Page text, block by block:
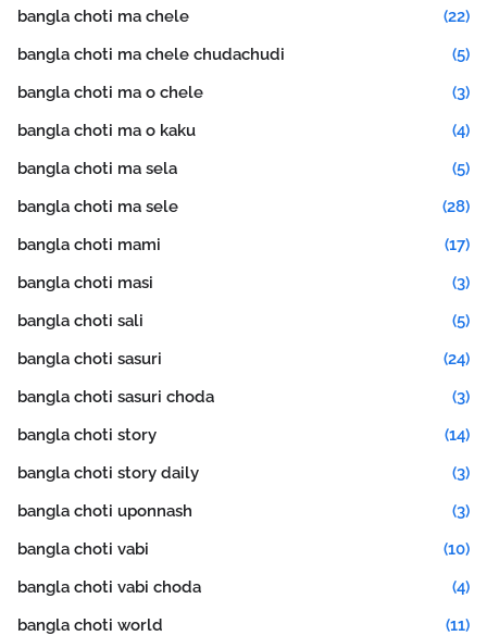
bangla choti ma chele
(22)
bangla choti ma chele chudachudi
(5)
bangla choti ma o chele
(3)
bangla choti ma o kaku
(4)
bangla choti ma sela
(5)
bangla choti ma sele
(28)
bangla choti mami
(17)
bangla choti masi
(3)
bangla choti sali
(5)
bangla choti sasuri
(24)
bangla choti sasuri choda
(3)
bangla choti story
(14)
bangla choti story daily
(3)
bangla choti uponnash
(3)
bangla choti vabi
(10)
bangla choti vabi choda
(4)
bangla choti world
(11)